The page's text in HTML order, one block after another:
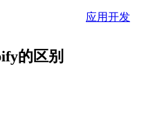
应用开发
的区别